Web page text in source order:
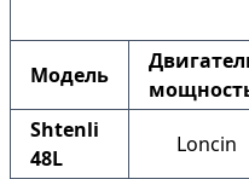
Модель
Shtenli
48L
Loncin